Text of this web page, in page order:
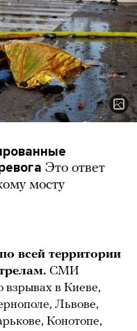
Это ответ
мосту
всей территории
СМИ
взрывах в Киеве,
Львове,
Конотопе,